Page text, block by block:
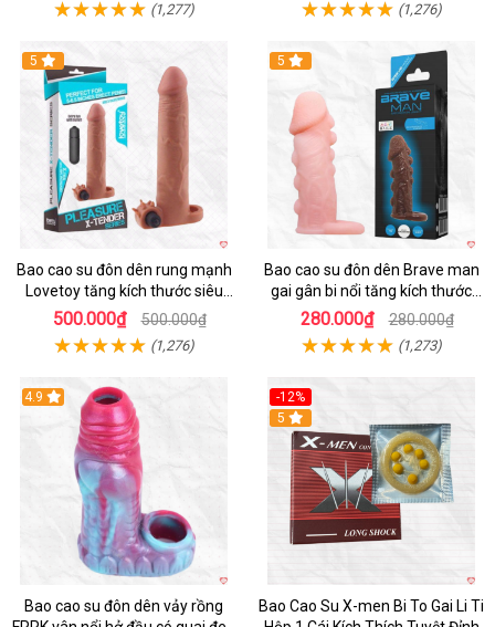
(1,277) (1,276)
5
Bao cao su đôn dên rung mạnh
Lovetoy tăng kích thước siêu
phê
500.000₫ 500.000₫
(1,276)
5
Bao cao su đôn dên Brave man
gai gân bi nổi tăng kích thước
kéo dài thời gian
280.000₫ 280.000₫
(1,273)
4.9
Bao cao su đôn dên vảy rồng
-12%
Hot
5
Bao Cao Su X-men Bi To Gai Li Ti